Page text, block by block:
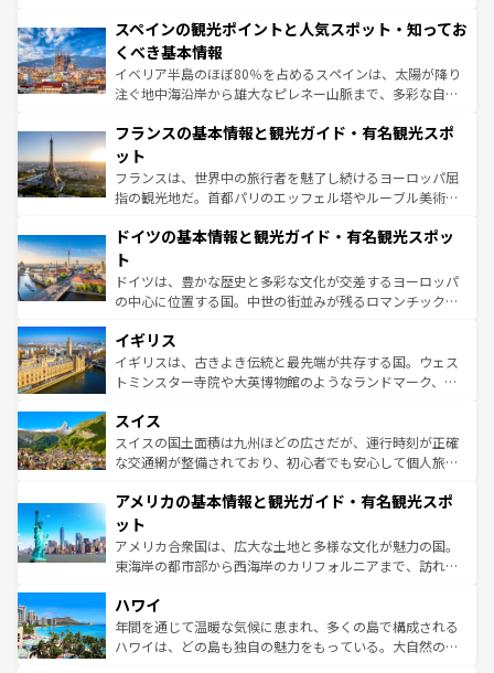
ろん、トスカーナの美しい田園風景やアマルフィ海岸の絶
景など、自然景観も見逃せない。観光の合間には、本場の
ピザやパスタなど、絶品のイタリア料理を堪能することも
できる。朝目覚めてから夜眠るまで、すべての瞬間を楽し
なお、新着のイタリア情報はコンテンツ一覧を参照してほ
しい。
スペインの観光ポイントと人気スポット・知ってお
くべき基本情報
イベリア半島のほぼ80％を占めるスペインは、太陽が降り
注ぐ地中海沿岸から雄大なピレネー山脈まで、多彩な自然
文化が根付くこの国では、情熱的なフラメンコ、熱気あふ
れる闘牛、そして美味しいタパスが生活の一部となってい
る。首都マドリードの洗練された雰囲気や、バルセロナの
アートに溢れた街角から、地方では古代ローマ遺跡や中世
せる。地方によって風土や気候が異なるスペインはその個
ンテンツ一覧 を参照してほしい。
フランスの基本情報と観光ガイド・有名観光スポ
ット
フランスは、世界中の旅行者を魅了し続けるヨーロッパ屈
指の観光地だ。首都パリのエッフェル塔やルーブル美術館
で、幅広い魅力が詰まっている。華麗な宮殿、歴史的な大
聖堂、美しいビーチ、そして豊かな自然が、訪れる者を心
から魅了する。また、フランスは美食の国としても知ら
れ、フランス料理はユネスコ無形文化遺産にも登録されて
香り高いラベンダー畑など、多彩な楽しみ方が可能だ。さ
らに、パリ以外の地域にも魅力が溢れており、どの街角に
も豊かな歴史と文化が息づいている。パリ以外の個性あふ
を参照してほしい。
ドイツの基本情報と観光ガイド・有名観光スポッ
ト
ドイツは、豊かな歴史と多彩な文化が交差するヨーロッパ
の中心に位置する国。中世の街並みが残るロマンチック街
顔を持つこの国は、どこを歩いても飽きることがない。ベ
ルリンの文化的活気、バイエルン州のアルプスの絶景、そ
してライン川沿いのワイン畑といった風景は必見。ビール
は、お酒好きな人にはぜひ体験してほしい。 なお、新着の
ドイツ情報はコンテンツ一覧を参照してほしい。
イギリス
イギリスは、古きよき伝統と最先端が共存する国。ウェス
トミンスター寺院や大英博物館のようなランドマーク、歴
リアごとに異なる魅力がある。また、優雅なアフタヌーン
ティー、ビール好きにはたまらない英国パブ、サッカー観
戦など、本場だからこそできる体験も豊富。イギリスを旅
ンツ一覧を参照してほしい。
スイス
スイスの国土面積は九州ほどの広さだが、運行時刻が正確
な交通網が整備されており、初心者でも安心して個人旅行
の建物がそのまま残る町や、スイスならではのユニークな
博物館もあり、アルプス観光だけでなく町歩きも満喫する
ことができる。国民の所得が高いため物価も高いが、旅行
者向けの交通パス提供のサービスもあり、うまく活用すれ
着のスイス情報は
アメリカの基本情報と観光ガイド・有名観光スポ
ット
アメリカ合衆国は、広大な土地と多様な文化が魅力の国。
東海岸の都市部から西海岸のカリフォルニアまで、訪れる
のような巨大都市は、観光、ショッピング、エンターテイ
ンメントが詰まった刺激的なスポットだ。一方、アメリカ
西部には大自然が広がり、グランドキャニオンやイエロー
ハワイ
年間を通じて温暖な気候に恵まれ、多くの島で構成される
ハワイは、どの島も独自の魅力をもっている。大自然の神